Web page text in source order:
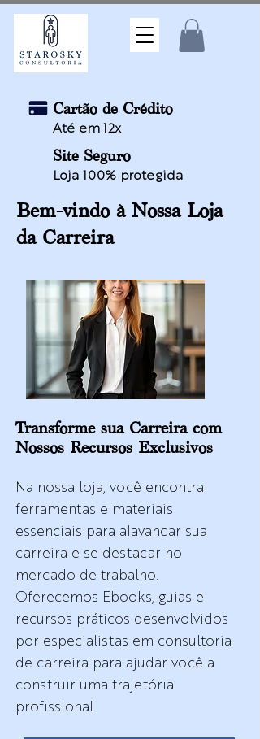
Até em 12x
Cartão de Crédito
Site Seguro
Loja 100% protegida
Bem-vindo à Nossa Loja
da Carreira
Transforme sua Carreira com
Nossos Recursos Exclusivos
Na nossa loja, você encontra
ferramentas e materiais
essenciais para alavancar sua
carreira e se destacar no
mercado de trabalho.
Oferecemos Ebooks, guias e
recursos práticos desenvolvidos
por especialistas em consultoria
de carreira para ajudar você a
construir uma trajetória
profissional.